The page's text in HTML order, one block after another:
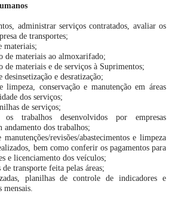
administrar serviços contratados, avaliar os
de transportes;
materiais;
materiais ao almoxarifado;
materiais e de serviços à Suprimentos;
e desratização;
limpeza, conservação e manutenção em áreas
dos serviços;
de serviços;
trabalhos desenvolvidos por empresas
andamento dos trabalhos;
revisões/abastecimentos e limpeza
bem como conferir os pagamentos para
e licenciamento dos veículos;
transporte feita pelas áreas;
planilhas de controle de indicadores e
mensais.